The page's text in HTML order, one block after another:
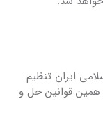
ایران تنظیم
قوانین حل و